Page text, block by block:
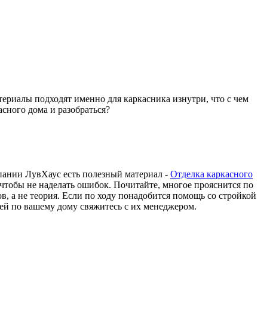
подходят именно для каркасника изнутри, что с чем
дома и разобраться?
ЛувХаус есть полезный материал - Отделка каркасного
не наделать ошибок. Почитайте, многое прояснится по
а не теория. Если по ходу понадобится помощь со стройкой
по вашему дому свяжитесь с их менеджером.